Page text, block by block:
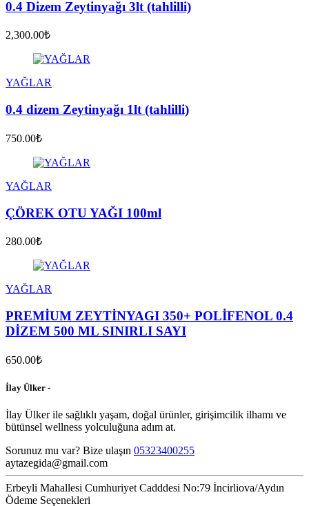
0.4 Dizem Zeytinyağı 3lt (tahlilli)
2,300.00₺
YAĞLAR
0.4 dizem Zeytinyağı 1lt (tahlilli)
750.00₺
YAĞLAR
ÇÖREK OTU YAĞI 100ml
280.00₺
YAĞLAR
PREMİUM ZEYTİNYAGI 350+ POLİFENOL 0.4
DİZEM 500 ML SINIRLI SAYI
650.00₺
İlay Ülker -
İlay Ülker ile sağlıklı yaşam, doğal ürünler, girişimcilik ilhamı ve
bütünsel wellness yolculuğuna adım at.
Sorunuz mu var? Bize ulaşın 05323400255
aytazegida@gmail.com
Erbeyli Mahallesi Cumhuriyet Cadddesi No:79 İncirliova/Aydın
Ödeme Seçenekleri